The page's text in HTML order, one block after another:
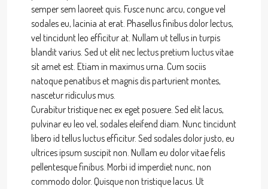
semper sem laoreet quis. Fusce nunc arcu, congue vel
sodales eu, lacinia at erat. Phasellus finibus dolor lectus,
vel tincidunt leo efficitur at. Nullam ut tellus in turpis
blandit varius. Sed ut elit nec lectus pretium luctus vitae
sit amet est. Etiam in maximus urna. Cum sociis
natoque penatibus et magnis dis parturient montes,
nascetur ridiculus mus.
Curabitur tristique nec ex eget posuere. Sed elit lacus,
pulvinar eu leo vel, sodales eleifend diam. Nunc tincidunt
libero id tellus luctus efficitur. Sed sodales dolor justo, eu
ultrices ipsum suscipit non. Nullam eu dolor vitae felis
pellentesque finibus. Morbi id imperdiet nunc, non
commodo dolor. Quisque non tristique lacus. Ut